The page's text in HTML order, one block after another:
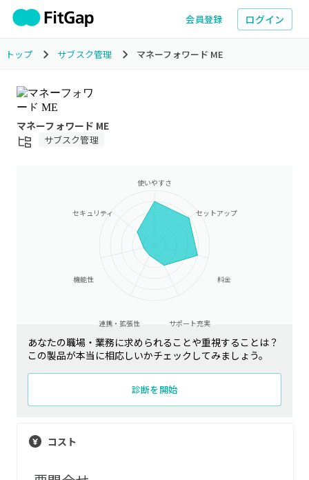
会員登録 ログイン
トップ サブスク管理 マネーフォワード ME
マネーフォワード ME
サブスク管理
使いやすさ
セットアップ
料金
サポート充実
連携・拡張性
機能性
セキュリティ
あなたの職場・業務に求められることや重視することは？
この製品が本当に相応しいかチェックしてみましょう。
診断を開始
コスト